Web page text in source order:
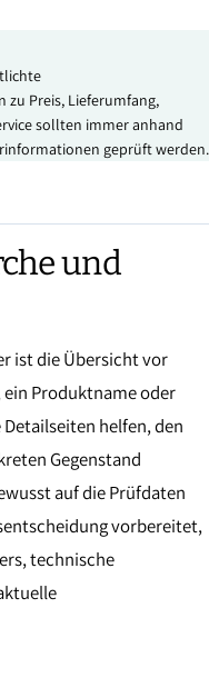
zu Preis, Lieferumfang,
sollten immer anhand
geprüft werden.
und
ist die Übersicht vor
Produktname oder
helfen, den
Gegenstand
auf die Prüfdaten
vorbereitet,
technische